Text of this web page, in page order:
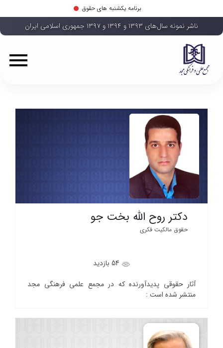
برنامه یکشنبه های حقوق
ناشر نمونه سال‌های ۱۳۹۳ و ۱۳۹۴ و ۱۳۹۷ جمهوری اسلامی ایران
دکتر روح الله بخت جو
حقوق مالکیت فکری
آثار حقوقی پدیدآورنده که در مجمع علمی فرهنگی مجد
منتشر شده است :